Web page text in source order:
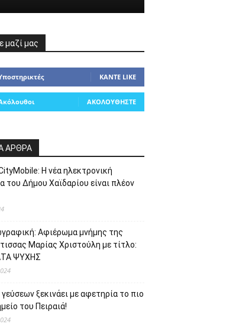
μαζί μας
ΚΆΝΤΕ LIKE
ΑΚΟΛΟΥΘΉΣΤΕ
ΑΡΘΡΑ
Η νέα ηλεκτρονική
του Δήμου Χαϊδαρίου είναι πλέον
Αφιέρωμα μνήμης της
Μαρίας Χριστούλη με τίτλο:
ΨΥΧΗΣ
γεύσεων ξεκινάει με αφετηρία το πιο
του Πειραιά!